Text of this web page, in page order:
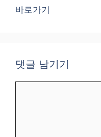
바로가기
댓글 남기기